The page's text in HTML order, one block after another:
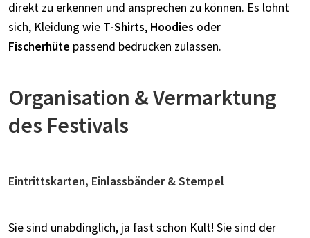
direkt zu erkennen und ansprechen zu können. Es lohnt
sich, Kleidung wie T-Shirts, Hoodies oder
Fischerhüte passend bedrucken zulassen.
Organisation & Vermarktung
des Festivals
Eintrittskarten, Einlassbänder & Stempel
Sie sind unabdinglich, ja fast schon Kult! Sie sind der